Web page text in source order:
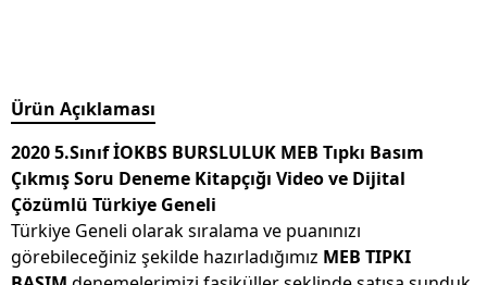
Ürün Açıklaması
2020 5.Sınıf İOKBS BURSLULUK MEB Tıpkı Basım
Çıkmış Soru Deneme Kitapçığı Video ve Dijital
Çözümlü Türkiye Geneli
Türkiye Geneli olarak sıralama ve puanınızı
görebileceğiniz şekilde hazırladığımız MEB TIPKI